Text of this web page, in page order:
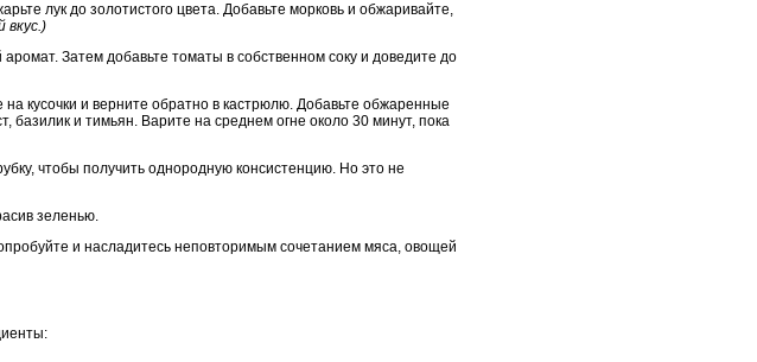
лук до золотистого цвета. Добавьте морковь и обжаривайте,
вкус.)
Затем добавьте томаты в собственном соку и доведите до
на кусочки и верните обратно в кастрюлю. Добавьте обжаренные
базилик и тимьян. Варите на среднем огне около 30 минут, пока
чтобы получить однородную консистенцию. Но это не
зеленью.
и насладитесь неповторимым сочетанием мяса, овощей